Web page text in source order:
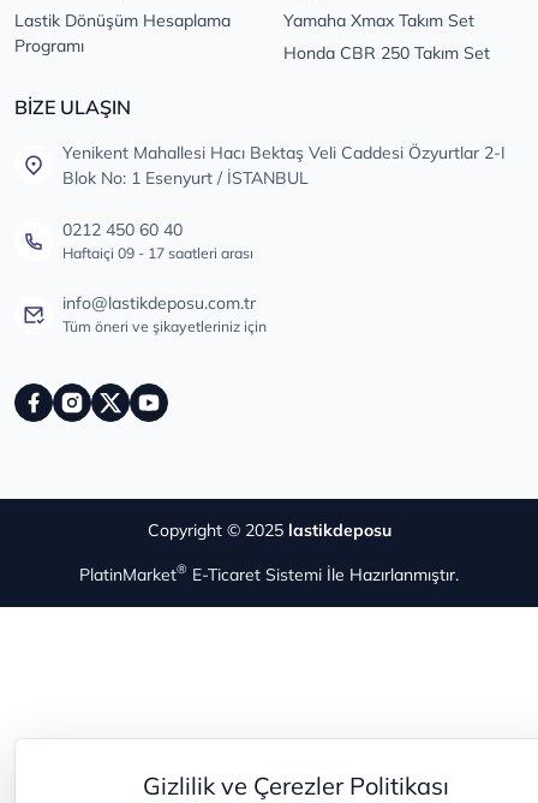
Gizlilik ve Çerezler Politikası
Lastik Dönüşüm Hesaplama
Programı
Yamaha Xmax Takım Set
Honda CBR 250 Takım Set
BİZE ULAŞIN
Yenikent Mahallesi Hacı Bektaş Veli Caddesi Özyurtlar 2-I
Blok No: 1 Esenyurt / İSTANBUL
0212 450 60 40
Haftaiçi 09 - 17 saatleri arası
info@lastikdeposu.com.tr
Tüm öneri ve şikayetleriniz için
Copyright © 2025 lastikdeposu
PlatinMarket® E-Ticaret Sistemi İle Hazırlanmıştır.